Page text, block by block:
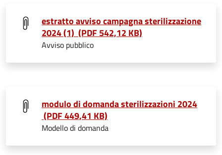
estratto avviso campagna sterilizzazione
2024 (1) (PDF 542,12 KB)
Avviso pubblico
modulo di domanda sterilizzazioni 2024
(PDF 449,41 KB)
Modello di domanda